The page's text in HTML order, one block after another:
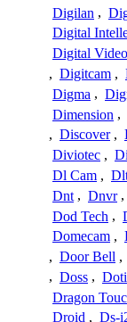
Digilan ,
Digital
Digital
, Digitcam ,
Digma ,
Dimension ,
, Discover ,
Diviotec ,
Dl Cam ,
Dnt , Dnvr ,
Dod Tech ,
Domecam ,
, Door Bell ,
, Doss ,
Dragon
Droid , Ds-